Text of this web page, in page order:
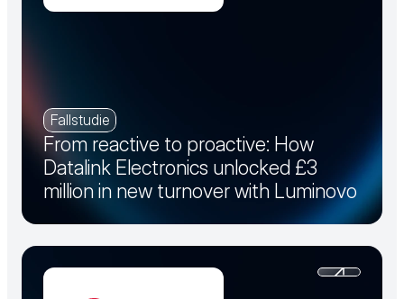
Fallstudie
From reactive to proactive: How
Datalink Electronics unlocked £3
million in new turnover with Luminovo